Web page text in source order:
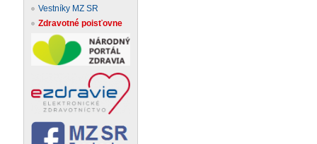
Vestníky MZ SR
Zdravotné poisťovne